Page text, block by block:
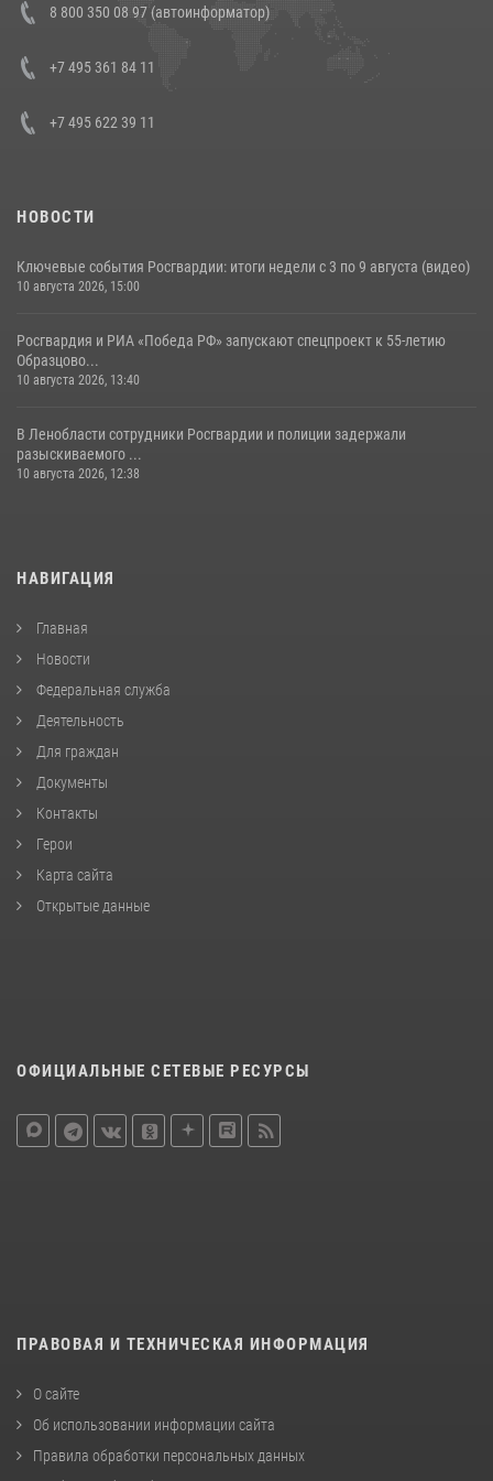
В Челябинске росгвардейцы задержали злоумышленников,
напавших на бригаду скорой помощи (видео)
14 июля 2026, 12:20
8 800 350 08 97 (автоинформатор)
+7 495 361 84 11
+7 495 622 39 11
НОВОСТИ
Ключевые события Росгвардии: итоги недели с 3 по 9 августа (видео)
10 августа 2026, 15:00
Росгвардия и РИА «Победа РФ» запускают спецпроект к 55-летию
Образцово...
10 августа 2026, 13:40
В Ленобласти сотрудники Росгвардии и полиции задержали
разыскиваемого ...
10 августа 2026, 12:38
НАВИГАЦИЯ
Главная
Новости
Федеральная служба
Деятельность
Для граждан
Документы
Контакты
Герои
Карта сайта
Открытые данные
ОФИЦИАЛЬНЫЕ СЕТЕВЫЕ РЕСУРСЫ
ПРАВОВАЯ И ТЕХНИЧЕСКАЯ ИНФОРМАЦИЯ
О сайте
Об использовании информации сайта
Правила обработки персональных данных